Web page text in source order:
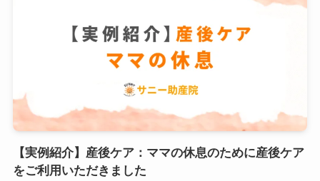
【実例紹介】産後ケア：ママの休息のために産後ケア
をご利用いただきました